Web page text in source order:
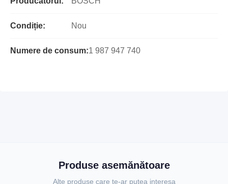
Condiție: Nou
Numere de consum:1 987 947 740
Produse asemănătoare
Alte produse care te-ar putea interesa